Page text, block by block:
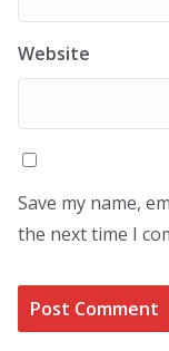
Website
Save my name,
the next time I